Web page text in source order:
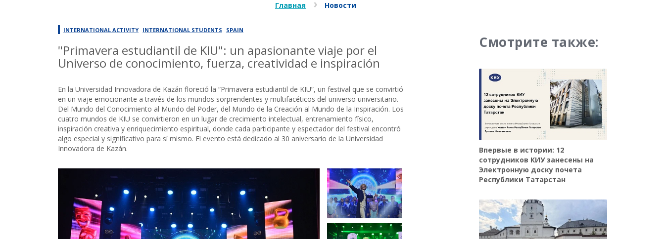
Главная Новости
INTERNATIONAL ACTIVITY INTERNATIONAL STUDENTS SPAIN
"Primavera estudiantil de KIU": un apasionante viaje por el
Universo de conocimiento, fuerza, creatividad e inspiración
En la Universidad Innovadora de Kazán floreció la “Primavera estudiantil de KIU”, un festival que se convirtió
en un viaje emocionante a través de los mundos sorprendentes y multifacéticos del universo universitario.
Del Mundo del Conocimiento al Mundo del Poder, del Mundo de la Creación al Mundo de la Inspiración. Los
cuatro mundos de KIU se convirtieron en un lugar de crecimiento intelectual, entrenamiento físico,
inspiración creativa y enriquecimiento espiritual, donde cada participante y espectador del festival encontró
algo especial y significativo para sí mismo. El evento está dedicado al 30 aniversario de la Universidad
Innovadora de Kazán.
Смотрите также:
Впервые в истории: 12
сотрудников КИУ занесены на
Электронную доску почета
Республики Татарстан